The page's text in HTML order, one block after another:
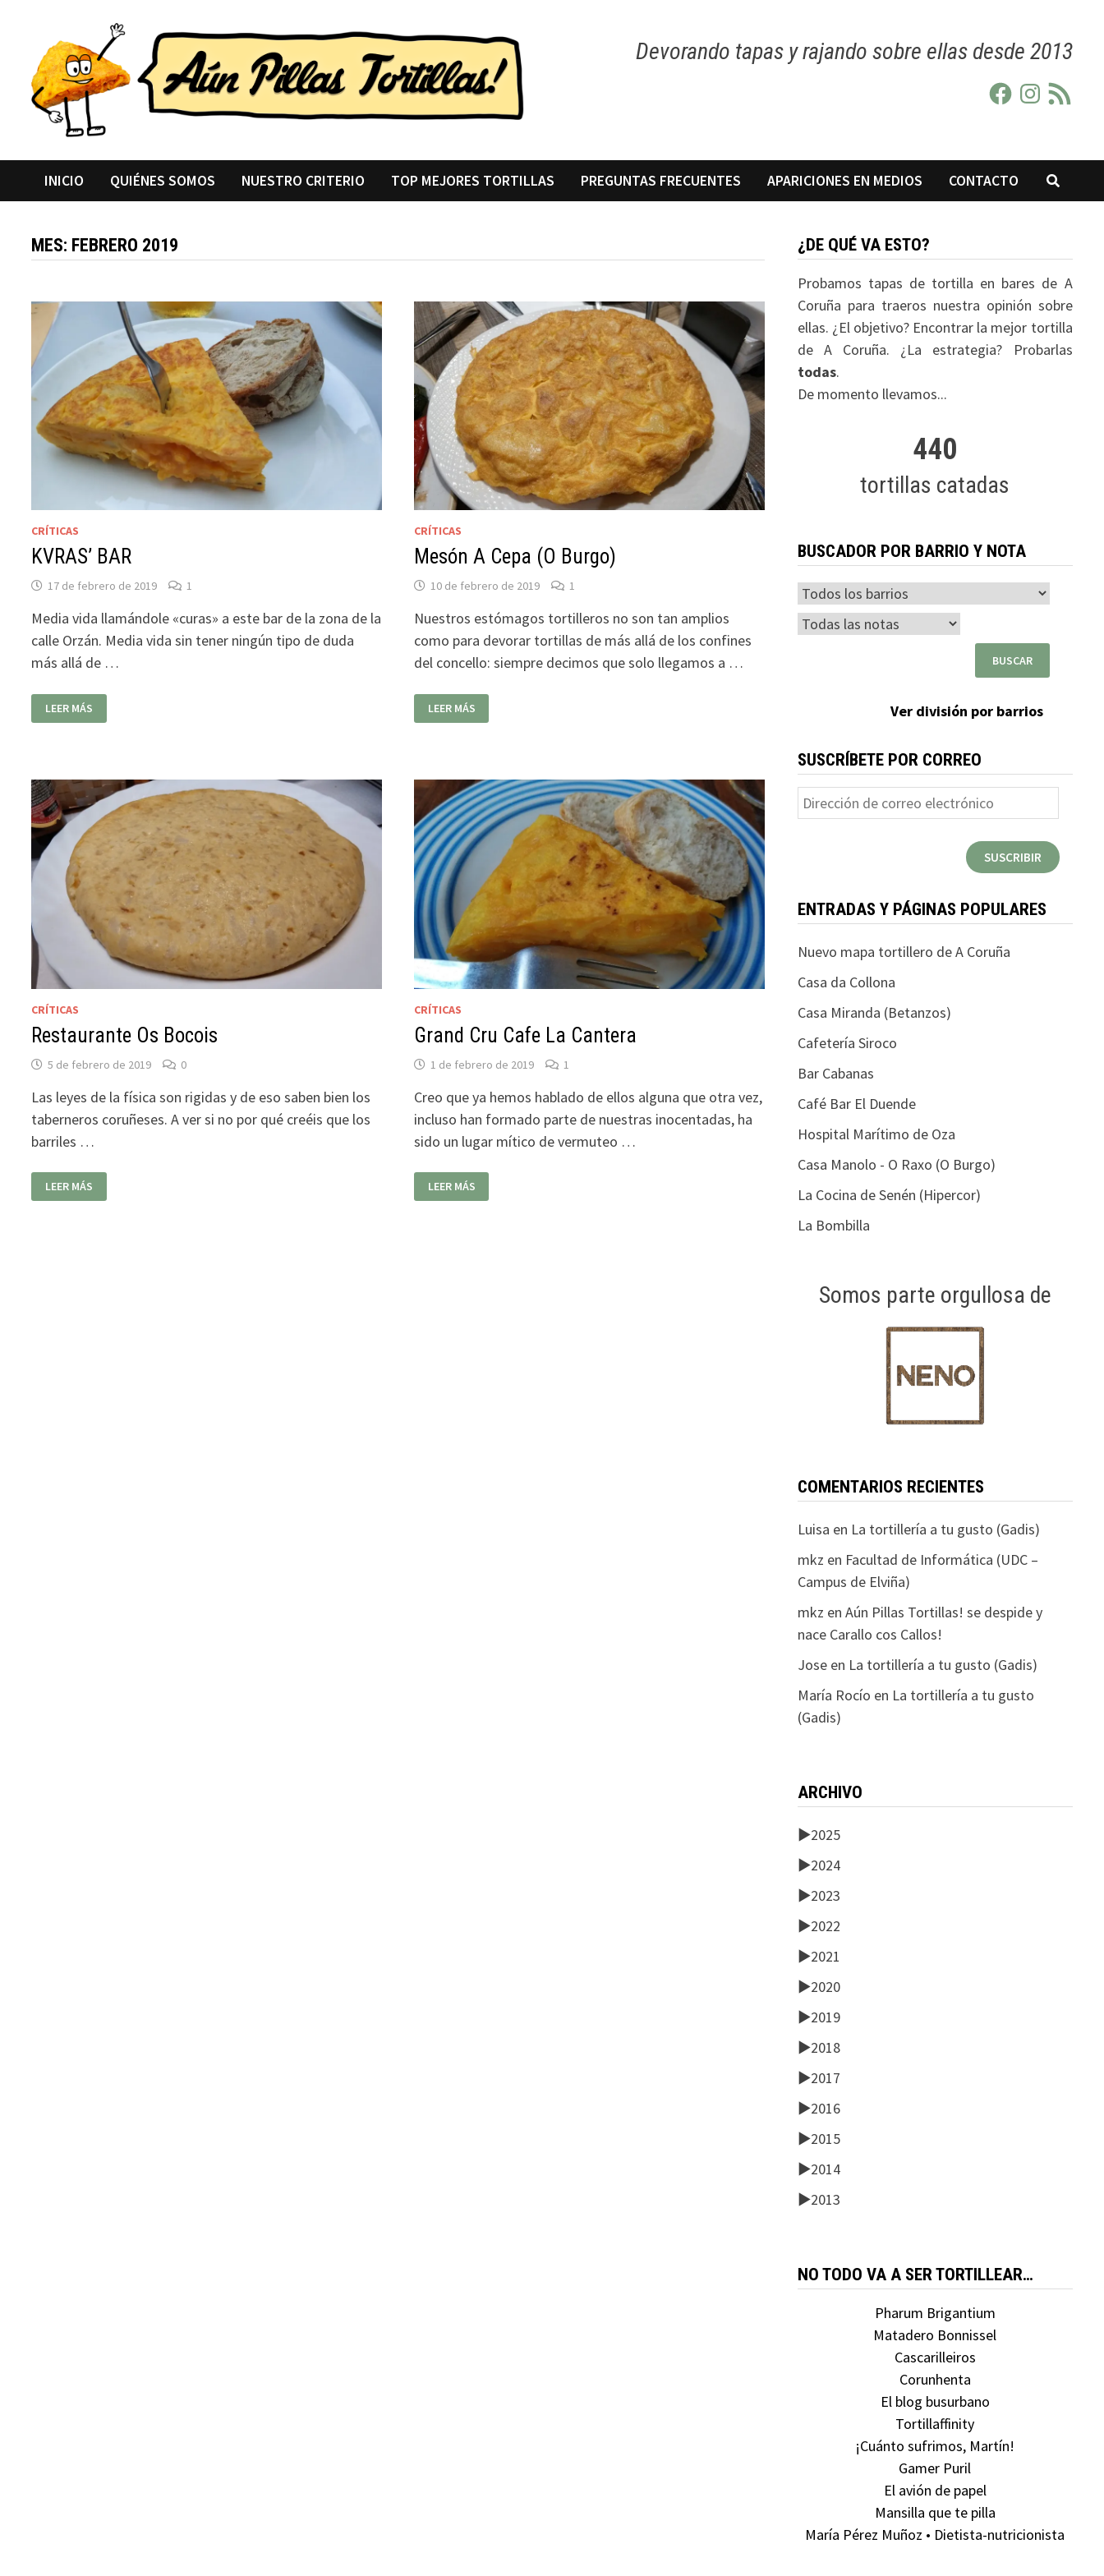
contenido
Devorando tapas y rajando sobre ellas desde 2013
FacebookInstagram
Feed
RSS
INICIO QUIÉNES SOMOS NUESTRO CRITERIO TOP MEJORES TORTILLAS PREGUNTAS FRECUENTES APARICIONES EN MEDIOS CONTACTO
MES: FEBRERO 2019
CRÍTICAS
KVRAS’ BAR
17 de febrero de 2019 1
Media vida llamándole «curas» a este bar de la zona de la
calle Orzán. Media vida sin tener ningún tipo de duda
más allá de …
BAR
LEER MÁS
CRÍTICAS
Mesón A Cepa (O Burgo)
10 de febrero de 2019 1
Nuestros estómagos tortilleros no son tan amplios
como para devorar tortillas de más allá de los confines
del concello: siempre decimos que solo llegamos a …
A
CEPA
LEER MÁS
CRÍTICAS
Restaurante Os Bocois
5 de febrero de 2019 0
Las leyes de la física son rigidas y de eso saben bien los
taberneros coruñeses. A ver si no por qué creéis que los
barriles …
RESTAURANTE
OS
BOCOIS
LEER MÁS
CRÍTICAS
Grand Cru Cafe La Cantera
1 de febrero de 2019 1
Creo que ya hemos hablado de ellos alguna que otra vez,
incluso han formado parte de nuestras inocentadas, ha
sido un lugar mítico de vermuteo …
CRU
CAFE
LEER MÁS
¿DE QUÉ VA ESTO?
Probamos tapas de tortilla en bares de A
Coruña para traeros nuestra opinión sobre
ellas. ¿El objetivo? Encontrar la mejor tortilla
de A Coruña. ¿La estrategia? Probarlas
todas.
De momento llevamos...
440
tortillas catadas
BUSCADOR POR BARRIO Y NOTA
Ver división por barrios
SUSCRÍBETE POR CORREO
Dirección
de
SUSCRIBIR
ENTRADAS Y PÁGINAS POPULARES
Nuevo mapa tortillero de A Coruña
Casa da Collona
Casa Miranda (Betanzos)
Cafetería Siroco
Bar Cabanas
Café Bar El Duende
Hospital Marítimo de Oza
Casa Manolo - O Raxo (O Burgo)
La Cocina de Senén (Hipercor)
La Bombilla
Somos parte orgullosa de
COMENTARIOS RECIENTES
Luisa en La tortillería a tu gusto (Gadis)
mkz en Facultad de Informática (UDC –
Campus de Elviña)
mkz en Aún Pillas Tortillas! se despide y
nace Carallo cos Callos!
Joseen La tortillería a tu gusto (Gadis)
María Rocío en La tortillería a tu gusto
(Gadis)
ARCHIVO
►2025
►2024
►2023
►2022
►2021
►2020
►2019
►2018
►2017
►2016
►2015
►2014
►2013
NO TODO VA A SER TORTILLEAR…
Pharum Brigantium
Matadero Bonnissel
Cascarilleiros
Corunhenta
El blog busurbano
Tortillaffinity
¡Cuánto sufrimos, Martín!
Gamer Puril
El avión de papel
Mansilla que te pilla
María Pérez Muñoz • Dietista-nutricionista